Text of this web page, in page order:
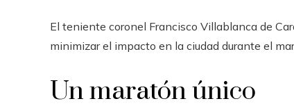
El teniente coronel Francisco Villablanca de
minimizar el impacto en la ciudad durante el
Un maratón único